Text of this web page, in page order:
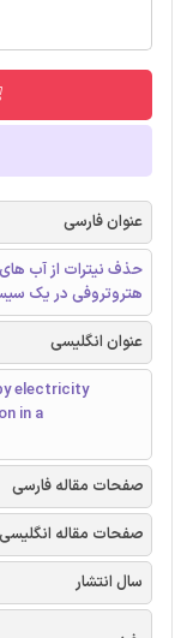
عنوان فارسی
حذف نیترات از آب
هتروتروفی در یک
عنوان انگلیسی
electricity
in a
صفحات مقاله فارسی
صفحات مقاله انگلیسی
سال انتشار